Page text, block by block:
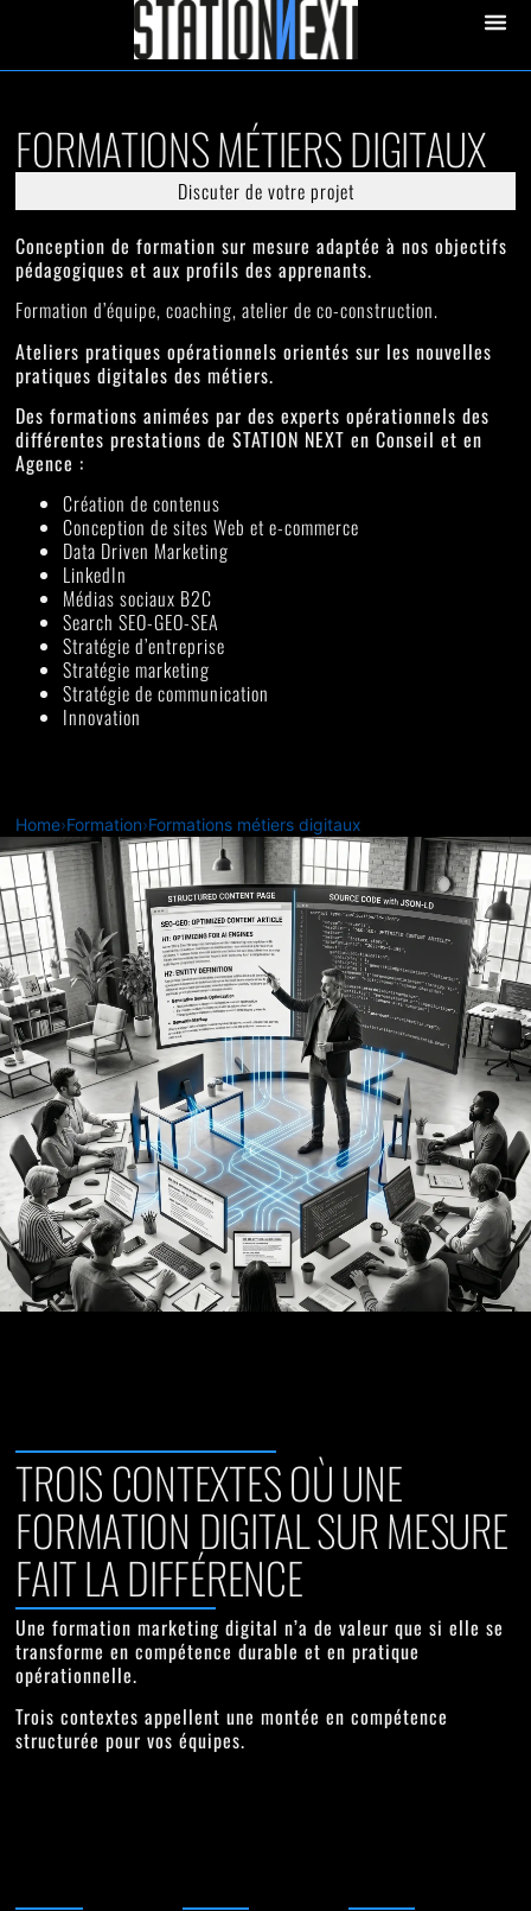
FORMATIONS MÉTIERS DIGITAUX
Discuter de votre projet
Conception de formation sur mesure adaptée à nos objectifs
pédagogiques et aux profils des apprenants.
Formation d’équipe, coaching, atelier de co-construction.
Ateliers pratiques opérationnels orientés sur les nouvelles
pratiques digitales des métiers.
Des formations animées par des experts opérationnels des
différentes prestations de STATION NEXT en Conseil et en
Agence :
Création de contenus
Conception de sites Web et e-commerce
Data Driven Marketing
LinkedIn
Médias sociaux B2C
Search SEO-GEO-SEA
Stratégie d’entreprise
Stratégie marketing
Stratégie de communication
Innovation
Home›Formation›Formations métiers digitaux
TROIS CONTEXTES OÙ UNE
FORMATION DIGITAL SUR MESURE
FAIT LA DIFFÉRENCE
Une formation marketing digital n’a de valeur que si elle se
transforme en compétence durable et en pratique
opérationnelle.
Trois contextes appellent une montée en compétence
structurée pour vos équipes.